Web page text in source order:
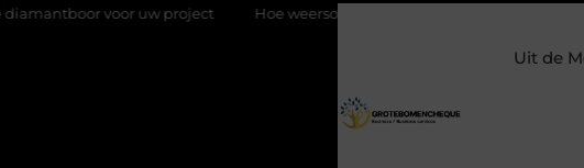
uw project Hoe weersomstandigheden de internationale uienhandel
Uit de